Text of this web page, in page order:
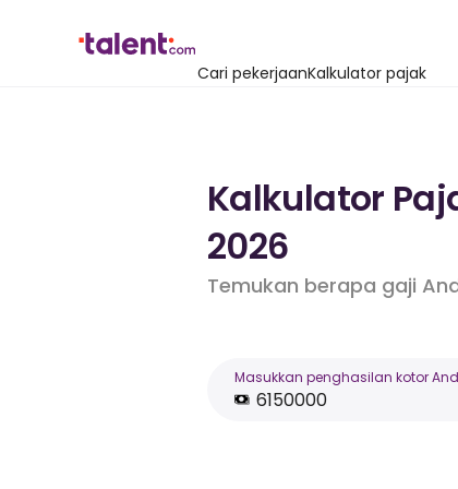
Cari pekerjaanKalkulator pajak
Kalkulator
2026
Temukan berapa gaji
Masukkan penghasilan kotor